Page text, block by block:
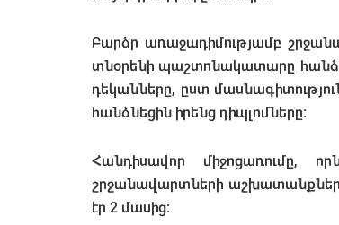
Բարձր առաջադիմությամբ
տնօրենի պաշտոնակատարը
դեկանները, ըստ
հանձնեցին իրենց դիպլոմները:
Հանդիսավոր միջոցառումը,
շրջանավարտների
էր 2 մասից: